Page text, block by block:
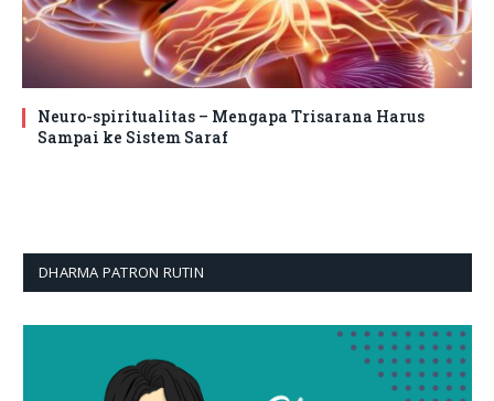
Neuro-spiritualitas – Mengapa Trisarana Harus
Sampai ke Sistem Saraf
DHARMA PATRON RUTIN